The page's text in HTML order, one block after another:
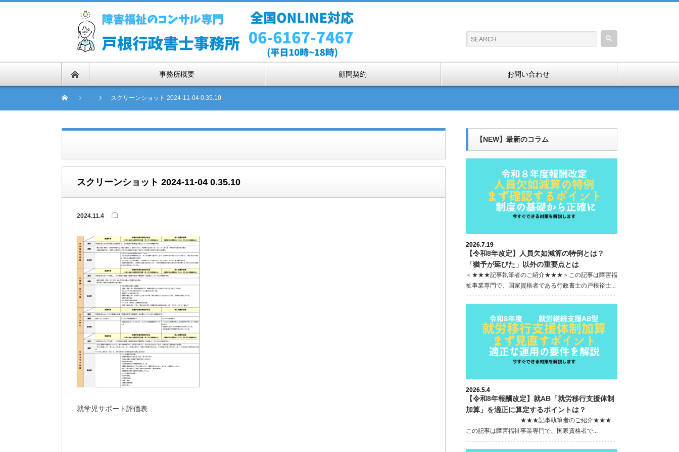
事務所概要 顧問契約 お問い合わせ
スクリーンショット 2024-11-04 0.35.10
スクリーンショット 2024-11-04 0.35.10
2024.11.4
就学児サポート評価表
【NEW】最新のコラム
2026.7.19
【令和8年改定】人員欠如減算の特例とは？
「猶予が延びた」以外の重要点とは
＜★★★記事執筆者のご紹介★★★＞この記事は障害福
祉事業専門で、国家資格者である行政書士の戸根裕士...
2026.5.4
【令和8年報酬改定】就AB「就労移行支援体制
加算」を適正に算定するポイントは？
★★★記事執筆者のご紹介★★★
この記事は障害福祉事業専門で、国家資格者で...